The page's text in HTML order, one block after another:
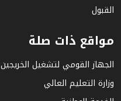
القبول
مواقع ذات صلة
الجهاز القومي لتشغيل الخريجين
وزارة التعليم العالي